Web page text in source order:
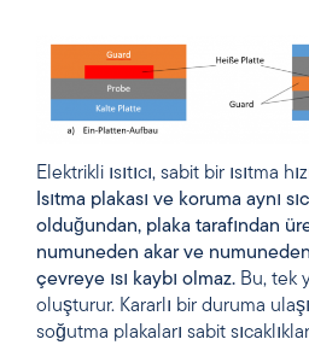
Elektrikli ısıtıcı, sabit bir ısıtma
Isıtma plakası ve koruma aynı
olduğundan, plaka tarafından
numuneden akar ve numuneden
çevreye ısı kaybı olmaz.
oluşturur. Kararlı bir duruma
soğutma plakaları sabit